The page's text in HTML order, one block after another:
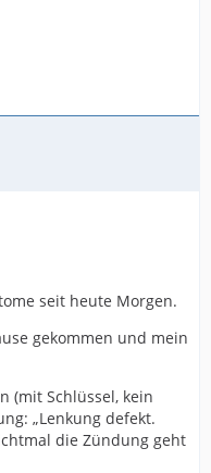
seit heute Morgen.
gekommen und mein
(mit Schlüssel, kein
„Lenkung defekt.
die Zündung geht